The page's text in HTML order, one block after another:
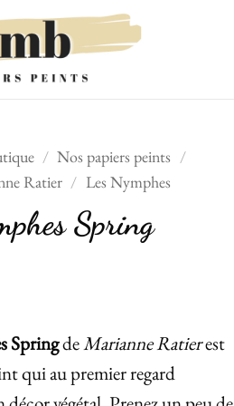
/ Nos papiers peints /
Ratier / Les Nymphes
Spring
SpringdeMarianne Ratierest
qui au premier regard